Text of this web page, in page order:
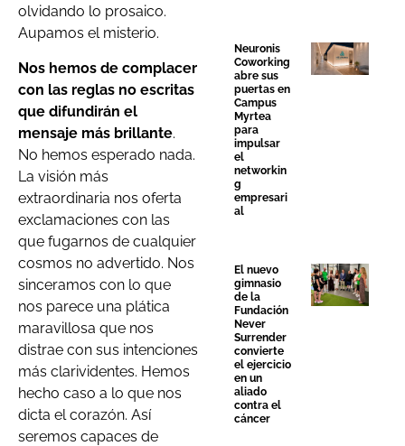
olvidando lo prosaico.
Aupamos el misterio.
Nos hemos de complacer
con las reglas no escritas
que difundirán el
mensaje más brillante.
No hemos esperado nada.
La visión más
extraordinaria nos oferta
exclamaciones con las
que fugarnos de cualquier
cosmos no advertido. Nos
sinceramos con lo que
nos parece una plática
maravillosa que nos
distrae con sus intenciones
más clarividentes. Hemos
hecho caso a lo que nos
dicta el corazón. Así
seremos capaces de
Neuronis
Coworking
abre sus
puertas en
Campus
Myrtea
para
impulsar
el
networkin
g
empresari
al
El nuevo
gimnasio
de la
Fundación
Never
Surrender
convierte
el ejercicio
en un
aliado
contra el
cáncer